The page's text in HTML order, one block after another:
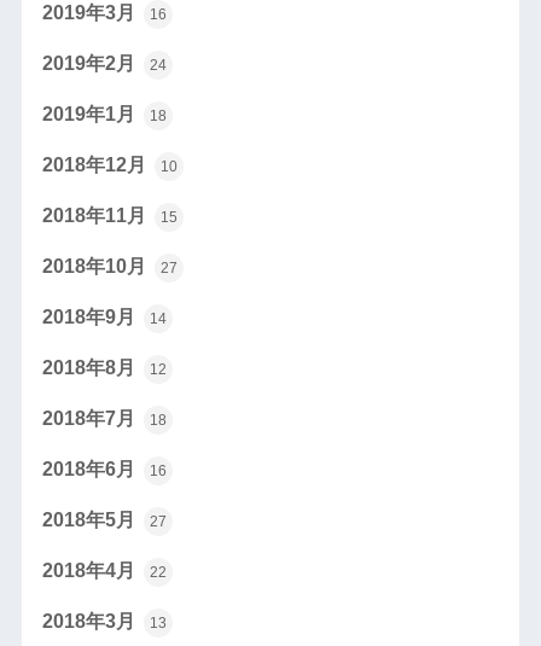
2019年3月 16
2019年2月 24
2019年1月 18
2018年12月 10
2018年11月 15
2018年10月 27
2018年9月 14
2018年8月 12
2018年7月 18
2018年6月 16
2018年5月 27
2018年4月 22
2018年3月 13